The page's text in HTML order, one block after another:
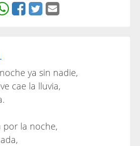
ya sin nadie,
cae la lluvia,
por la noche,